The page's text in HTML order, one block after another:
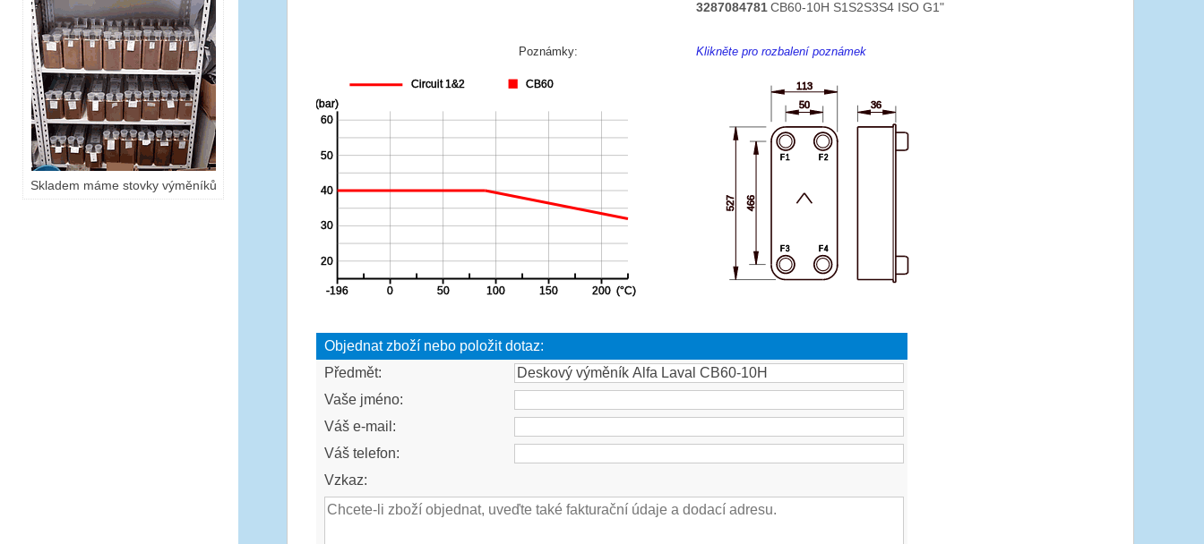
Skladem máme stovky výměníků
3287084781 CB60-10H S1S2S3S4 ISO G1"
Poznámky: Klikněte pro rozbalení poznámek
Objednat zboží nebo položit dotaz:
Předmět:
Vaše jméno:
Váš e-mail:
Váš telefon:
Vzkaz: